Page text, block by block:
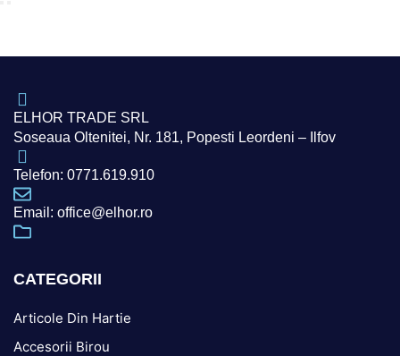
ELHOR TRADE SRL
Soseaua Oltenitei, Nr. 181, Popesti Leordeni – Ilfov
Telefon: 0771.619.910
Email: office@elhor.ro
CATEGORII
Articole Din Hartie
Accesorii Birou